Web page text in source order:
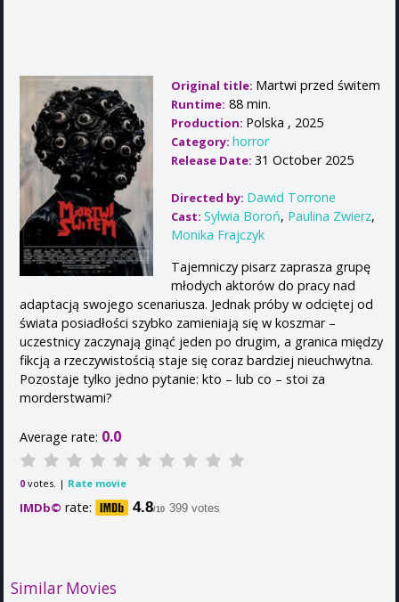
Original title: Martwi przed świtem
Runtime: 88 min.
Production: Polska , 2025
Category: horror
Release Date: 31 October 2025
Directed by: Dawid Torrone
Cast: Sylwia Boroń, Paulina Zwierz,
Monika Frajczyk
Tajemniczy pisarz zaprasza grupę
młodych aktorów do pracy nad
adaptacją swojego scenariusza. Jednak próby w odciętej od
świata posiadłości szybko zamieniają się w koszmar –
uczestnicy zaczynają ginąć jeden po drugim, a granica między
fikcją a rzeczywistością staje się coraz bardziej nieuchwytna.
Pozostaje tylko jedno pytanie: kto – lub co – stoi za
morderstwami?
Average rate: 0.0
0 votes. | Rate movie
IMDb© rate: 4.8/10 399 votes
Similar Movies